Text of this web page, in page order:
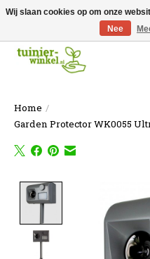
Online tuinartikelen kopen ✓ Online
Home /
Garden Protector WK0055
Product
Wij slaan cookies op om onze
Nee